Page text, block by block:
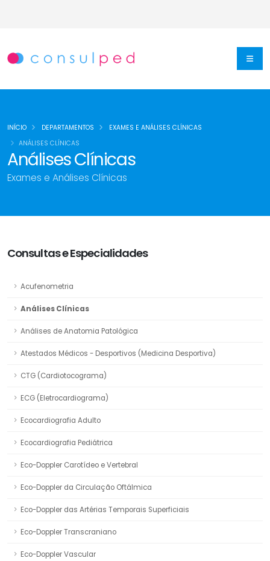
Análises Clínicas
Exames e Análises Clínicas
INÍCIO DEPARTAMENTOS
EXAMES E ANÁLISES CLÍNICAS
ANÁLISES CLÍNICAS
Consultas e Especialidades
Acufenometria
Análises Clínicas
Análises de Anatomia Patológica
Atestados Médicos - Desportivos (Medicina Desportiva)
CTG (Cardiotocograma)
ECG (Eletrocardiograma)
Ecocardiografia Adulto
Ecocardiografia Pediátrica
Eco-Doppler Carotídeo e Vertebral
Eco-Doppler da Circulação Oftálmica
Eco-Doppler das Artérias Temporais Superficiais
Eco-Doppler Transcraniano
Eco-Doppler Vascular